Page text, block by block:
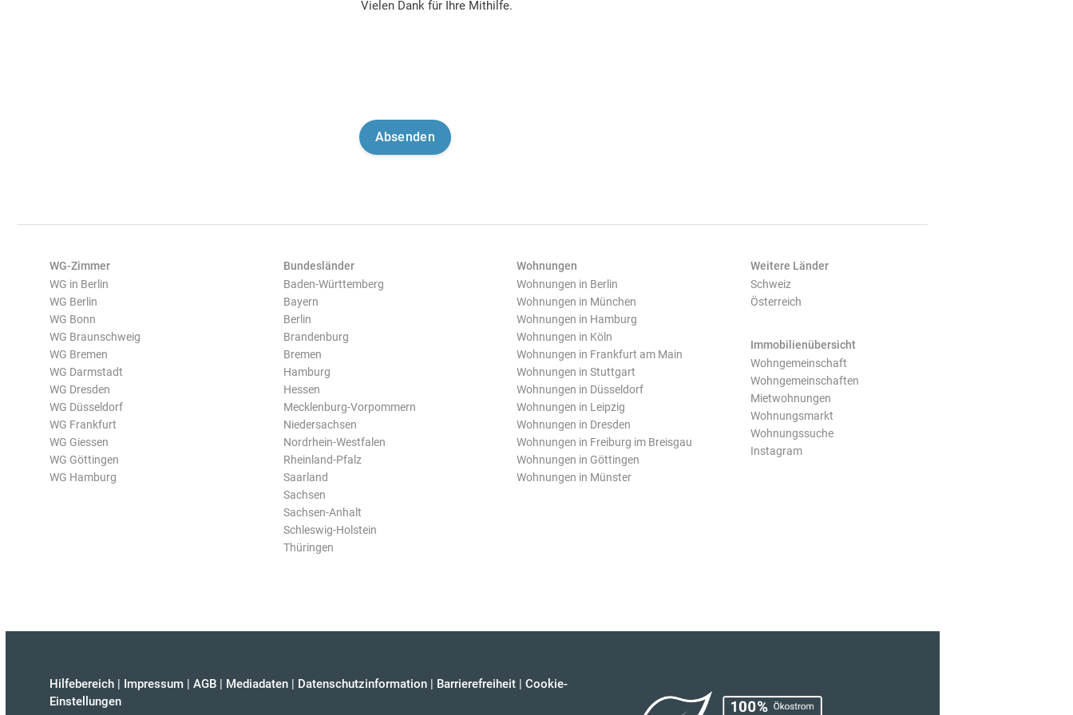
Vielen Dank für Ihre Mithilfe.
WG-Zimmer
WG in Berlin
WG Berlin
WG Bonn
WG Braunschweig
WG Bremen
WG Darmstadt
WG Dresden
WG Düsseldorf
WG Frankfurt
WG Giessen
WG Göttingen
WG Hamburg
Bundesländer
Baden-Württemberg
Bayern
Berlin
Brandenburg
Bremen
Hamburg
Hessen
Mecklenburg-Vorpommern
Niedersachsen
Nordrhein-Westfalen
Rheinland-Pfalz
Saarland
Sachsen
Sachsen-Anhalt
Schleswig-Holstein
Thüringen
Wohnungen
Wohnungen in Berlin
Wohnungen in München
Wohnungen in Hamburg
Wohnungen in Köln
Wohnungen in Frankfurt am Main
Wohnungen in Stuttgart
Wohnungen in Düsseldorf
Wohnungen in Leipzig
Wohnungen in Dresden
Wohnungen in Freiburg im Breisgau
Wohnungen in Göttingen
Wohnungen in Münster
Weitere Länder
Schweiz
Österreich
Immobilienübersicht
Wohngemeinschaft
Wohngemeinschaften
Mietwohnungen
Wohnungsmarkt
Wohnungssuche
Instagram
Hilfebereich | Impressum | AGB | Mediadaten | Datenschutzinformation | Barrierefreiheit | Cookie-
Einstellungen